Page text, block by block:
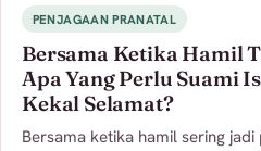
PENJAGAAN PRANATAL
Bersama Ketika Hamil
Apa Yang Perlu Suami
Kekal Selamat?
Bersama ketika hamil sering